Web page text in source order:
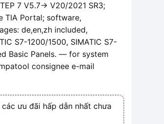
7 V5.7-> V20/2021 SR3;
TIA Portal; software,
de,en,zh included,
S7-1200/1500, SIMATIC S7-
Basic Panels. — for system
consignee e-mail
ưu đãi hấp dẫn nhất chưa